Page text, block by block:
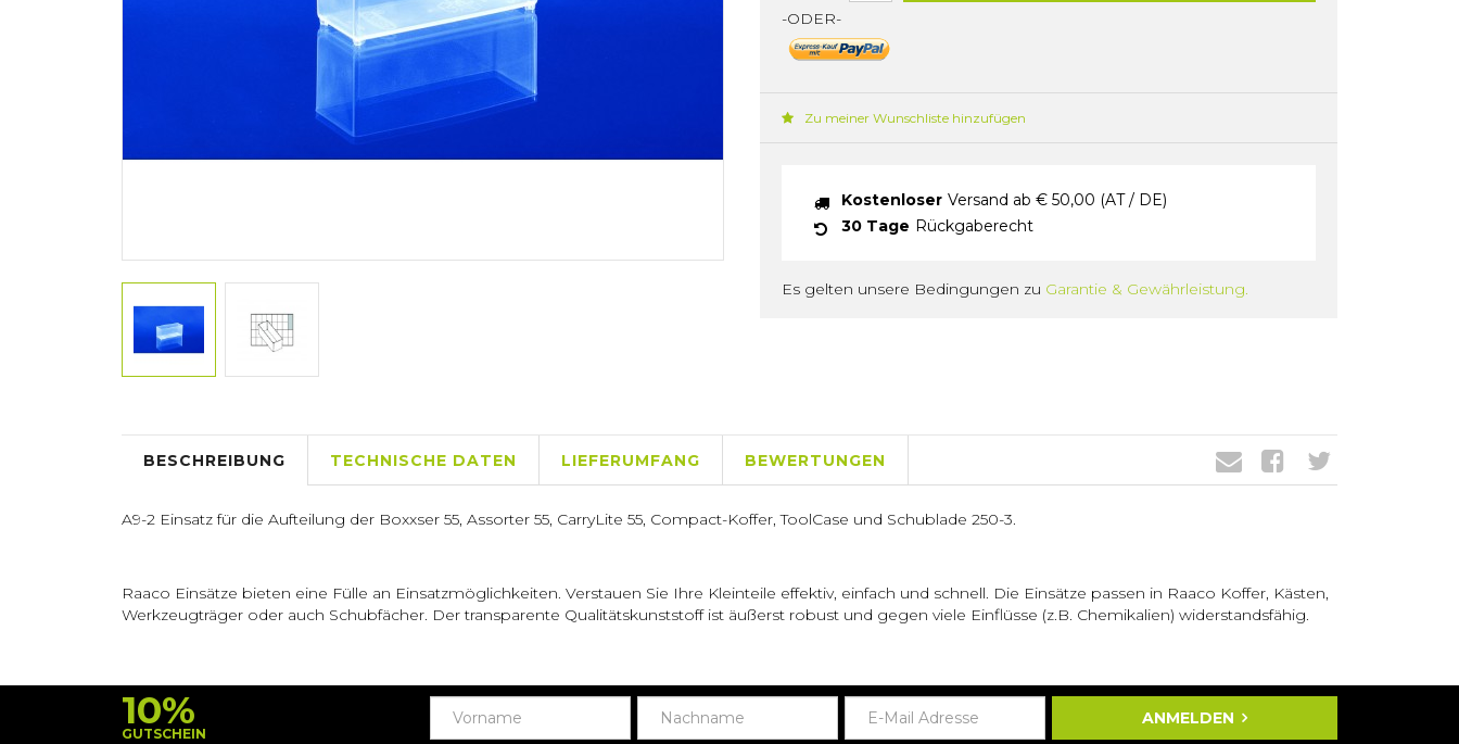
-ODER-
Zu meiner Wunschliste hinzufügen
Kostenloser Versand ab € 50,00 (AT / DE)
30 Tage Rückgaberecht
Es gelten unsere Bedingungen zu Garantie & Gewährleistung.
BESCHREIBUNG TECHNISCHE DATEN LIEFERUMFANG BEWERTUNGEN
A9-2 Einsatz für die Aufteilung der Boxxser 55, Assorter 55, CarryLite 55, Compact-Koffer, ToolCase und Schublade 250-3.
Raaco Einsätze bieten eine Fülle an Einsatzmöglichkeiten. Verstauen Sie Ihre Kleinteile effektiv, einfach und schnell. Die Einsätze passen in Raaco Koffer, Kästen,
Werkzeugträger oder auch Schubfächer. Der transparente Qualitätskunststoff ist äußerst robust und gegen viele Einflüsse (z.B. Chemikalien) widerstandsfähig.
10%
GUTSCHEIN
ANMELDEN